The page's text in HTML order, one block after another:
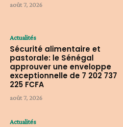
août 7, 2026
Actualités
Sécurité alimentaire et
pastorale: le Sénégal
approuver une enveloppe
exceptionnelle de 7 202 737
225 FCFA
août 7, 2026
Actualités